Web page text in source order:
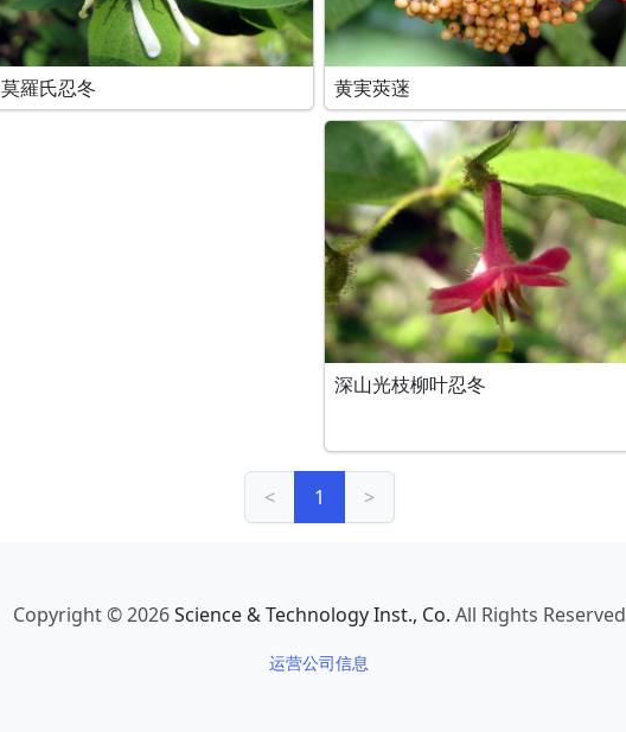
莫羅氏忍冬 黄実莢蒾
深山光枝柳叶忍冬
< 1 >
Copyright © 2026Science & Technology Inst., Co. All Rights Reserved
运营公司信息